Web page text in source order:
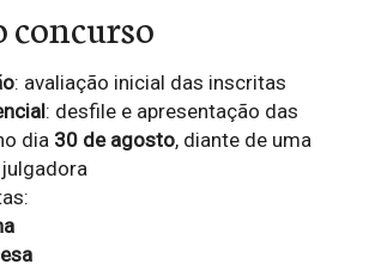
concurso
: avaliação inicial das inscritas
: desfile e apresentação das
dia 30 de agosto, diante de uma